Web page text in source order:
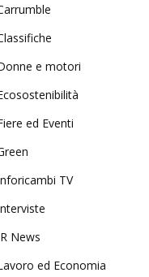
e motori
ed Eventi
TV
News
ed Economia